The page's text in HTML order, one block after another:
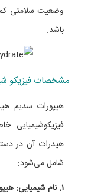
وضعیت سلامتی
باشد.
مشخصات فیزیکو
هیپورات سدیم
فیزیکوشیمیایی
هیدرات آن در
شامل می‌شود:
۱. نام شیمیایی: هیپورات سدیم